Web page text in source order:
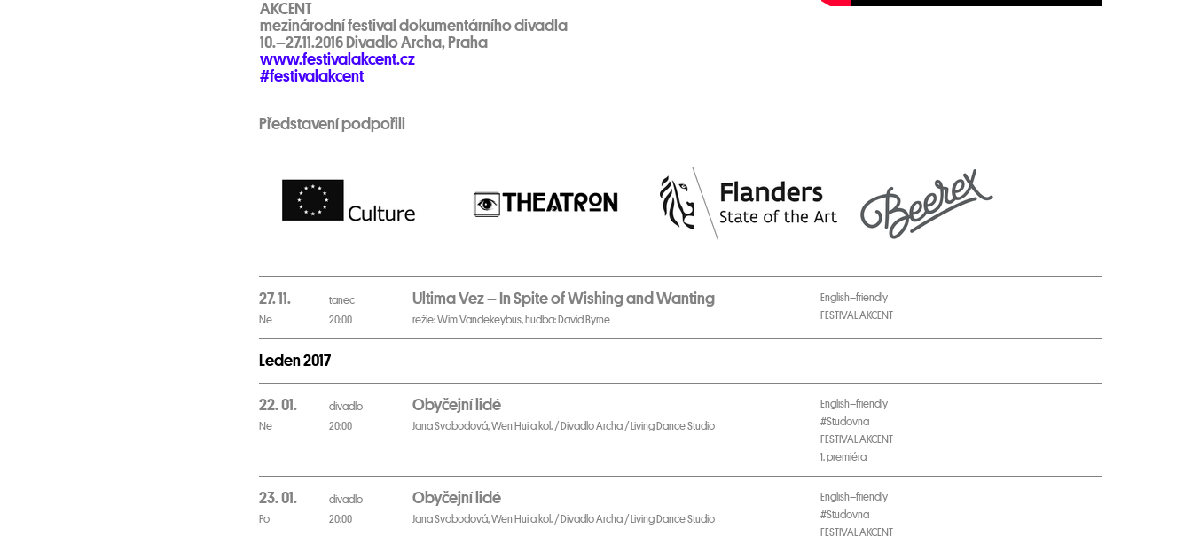
AKCENT
mezinárodní festival dokumentárního divadla
10.–27.11.2016 Divadlo Archa, Praha
www.festivalakcent.cz
#festivalakcent
Představení podpořili
27. 11.
Ne
tanec
20:00
Ultima Vez – In Spite of Wishing and Wanting
režie: Wim Vandekeybus, hudba: David Byrne
English–friendly
FESTIVAL AKCENT
Leden 2017
22. 01.
Ne
divadlo
20:00
Obyčejní lidé
Jana Svobodová, Wen Hui a kol. / Divadlo Archa / Living Dance Studio
English–friendly
#Studovna
FESTIVAL AKCENT
1. premiéra
23. 01.
Po
divadlo
20:00
Obyčejní lidé
Jana Svobodová, Wen Hui a kol. / Divadlo Archa / Living Dance Studio
English–friendly
#Studovna
FESTIVAL AKCENT